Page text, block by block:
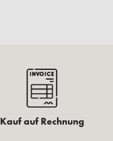
Kauf auf Rechnung